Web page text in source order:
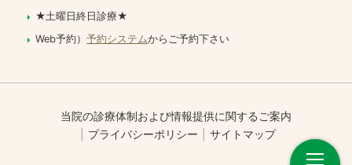
★土曜日終日診療★
Web予約） 予約システムからご予約下さい
当院の診療体制および情報提供に関するご案内
プライバシーポリシー
サイトマップ